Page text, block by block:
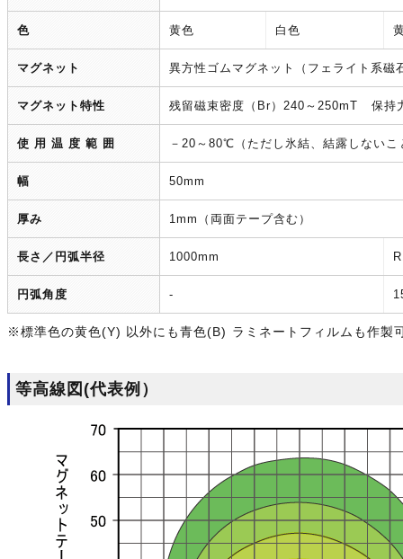
色 黄色 白色
マグネット 異方性ゴムマグネット（フェライト系磁
マグネット特性 残留磁束密度（Br）240～250mT 保持
使 用 温 度 範 囲 －20～80℃（ただし氷結、結露しないこ
幅 50mm
厚み 1mm（両面テープ含む）
長さ／円弧半径 1000mm
円弧角度 -
※標準色の黄色(Y) 以外にも青色(B) ラミネートフィルムも作製
等高線図(代表例）